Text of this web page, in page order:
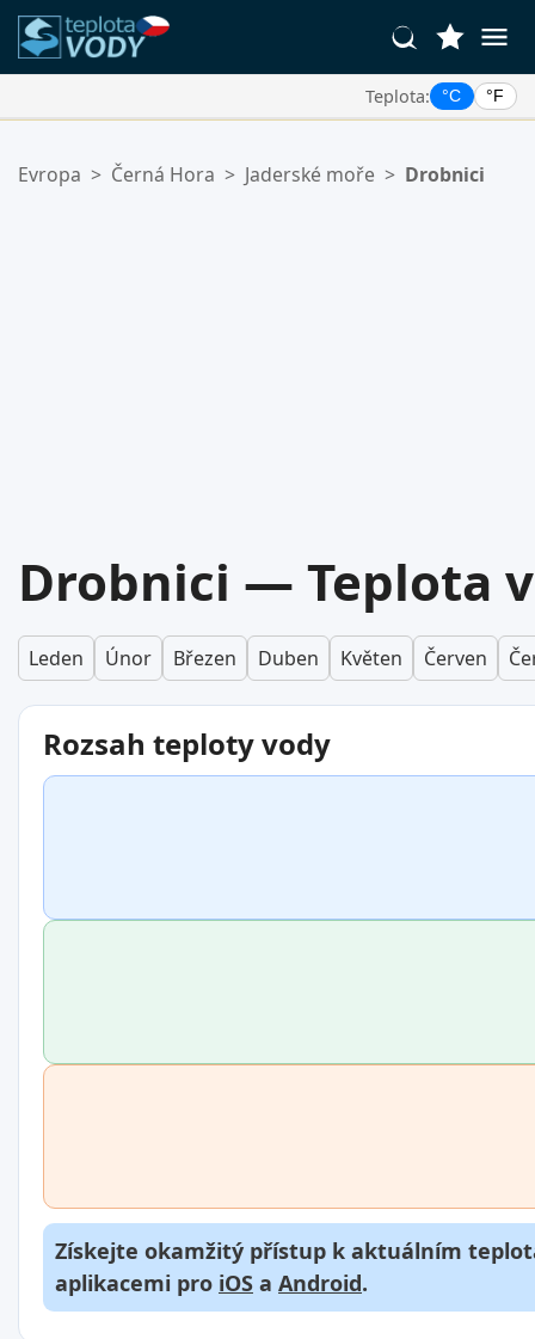
Teplota: °C °F
Váš seznam oblíbených je prázdný.
Evropa > Černá Hora > Jaderské moře > Drobnici
Drobnici — Teplota
Leden Únor Březen Duben Květen Červen
Rozsah teploty vody
Získejte okamžitý přístup k aktuálním
aplikacemi pro iOS a Android.